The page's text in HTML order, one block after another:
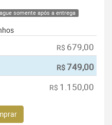
somente após a entrega
R$ 679,00
R$749,00
R$ 1.150,00